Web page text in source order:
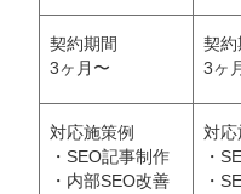
契約期間
3ヶ月〜
契約
3ヶ
対応施策例
・SEO記事制作
・内部SEO改善
対応
・
・